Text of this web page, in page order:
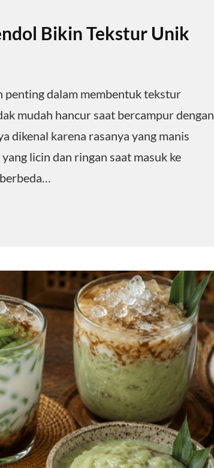
Bikin Tekstur Unik
penting dalam membentuk tekstur
mudah hancur saat bercampur dengan
dikenal karena rasanya yang manis
licin dan ringan saat masuk ke